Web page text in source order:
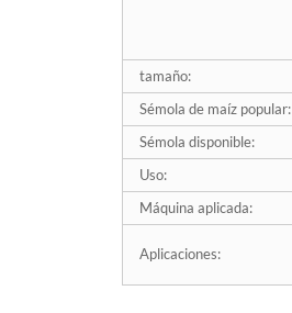
tamaño:
Sémola de maíz popular:
Sémola disponible:
Uso:
Máquina aplicada:
Aplicaciones: